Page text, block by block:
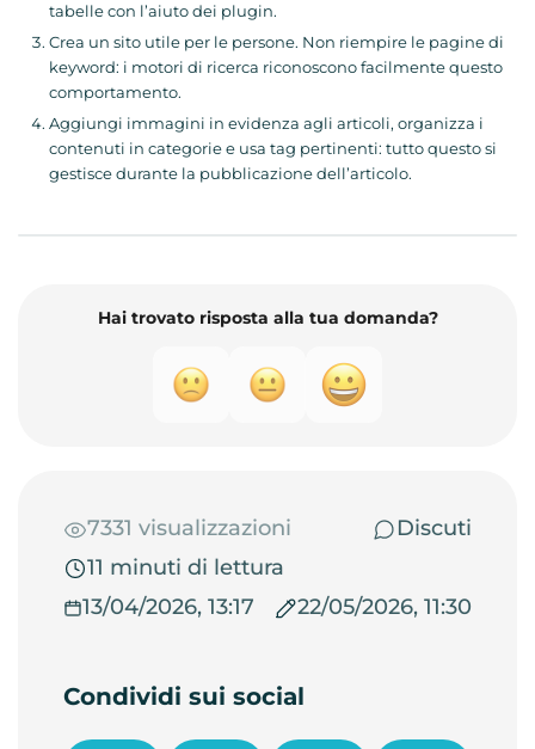
tabelle con l’aiuto dei plugin.
Crea un sito utile per le persone. Non riempire le pagine di
keyword: i motori di ricerca riconoscono facilmente questo
comportamento.
Aggiungi immagini in evidenza agli articoli, organizza i
contenuti in categorie e usa tag pertinenti: tutto questo si
gestisce durante la pubblicazione dell’articolo.
Hai trovato risposta alla tua domanda?
7331 visualizzazioni
Discuti
11 minuti di lettura
13/04/2026, 13:17
22/05/2026, 11:30
Condividi sui social